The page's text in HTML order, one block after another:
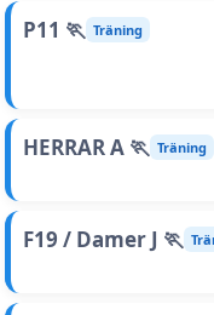
P11 🏃 Träning
HERRAR A 🏃 Träning
F19 / Damer J 🏃